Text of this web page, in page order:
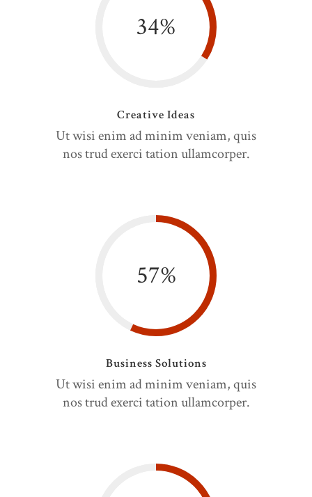
34%
Creative Ideas
Ut wisi enim ad minim veniam, quis
nos trud exerci tation ullamcorper.
57%
Business Solutions
Ut wisi enim ad minim veniam, quis
nos trud exerci tation ullamcorper.